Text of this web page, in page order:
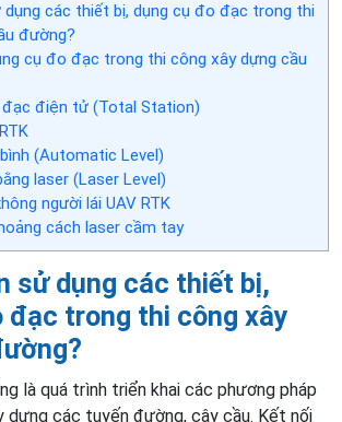
dụng các thiết bị, dụng cụ đo đạc trong thi
đường?
cụ đo đạc trong thi công xây dựng cầu
điện tử (Total Station)
(Automatic Level)
laser (Laser Level)
người lái UAV RTK
cách laser cầm tay
sử dụng các thiết bị,
đạc trong thi công xây
là quá trình triển khai các phương pháp
dựng các tuyến đường, cây cầu. Kết nối